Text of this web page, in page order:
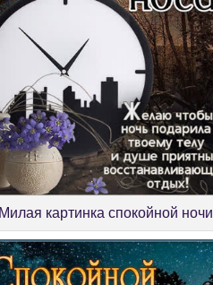
Милая картинка спокойной ночи